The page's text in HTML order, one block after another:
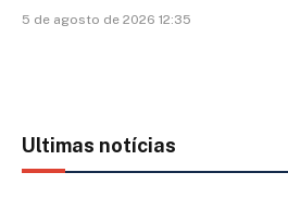
5 de agosto de 2026 12:35
Ultimas notícias